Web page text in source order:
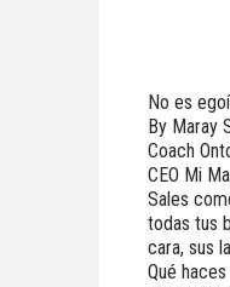
No es
By Maray
Coach
CEO Mi
Sales
todas tus
cara, sus
Qué